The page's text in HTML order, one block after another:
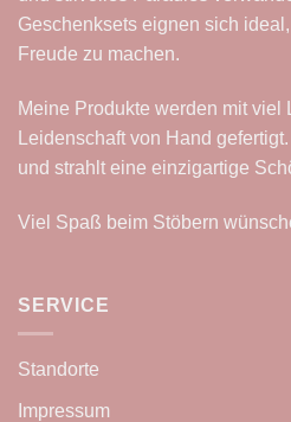
Geschenksets eignen sich
Freude zu machen.
Meine Produkte werden mit viel
Leidenschaft von Hand
und strahlt eine einzigartige
Viel Spaß beim Stöbern
SERVICE
Standorte
Impressum